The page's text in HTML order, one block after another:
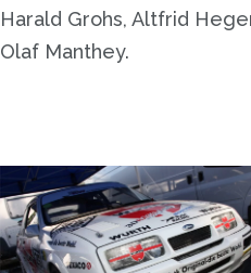
Harald Grohs, Altfrid
Olaf Manthey.